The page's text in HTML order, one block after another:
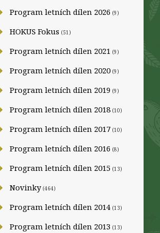
Program letních dílen 2026 (9)
HOKUS Fokus (51)
Program letních dílen 2021 (9)
Program letních dílen 2020 (9)
Program letních dílen 2019 (9)
Program letních dílen 2018 (10)
Program letních dílen 2017 (10)
Program letních dílen 2016 (8)
Program letních dílen 2015 (13)
Novinky(464)
Program letních dílen 2014 (13)
Program letních dílen 2013 (13)